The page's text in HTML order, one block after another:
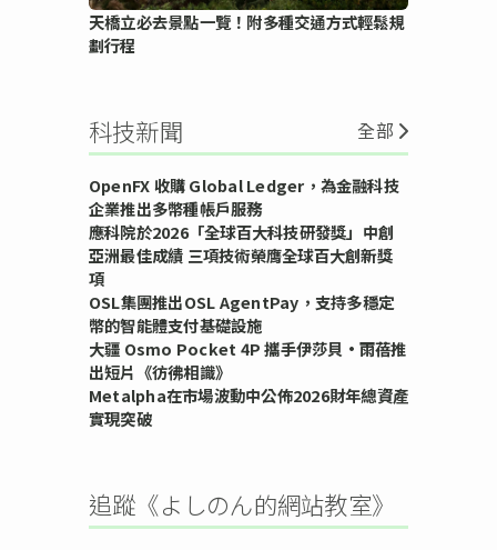
天橋立必去景點一覽！附多種交通方式輕鬆規
劃行程
科技新聞 全部
OpenFX 收購 Global Ledger，為金融科技
企業推出多幣種帳戶服務
應科院於2026「全球百大科技研發獎」中創
亞洲最佳成績 三項技術榮膺全球百大創新獎
項
OSL集團推出OSL AgentPay，支持多穩定
幣的智能體支付基礎設施
大疆 Osmo Pocket 4P 攜手伊莎貝•雨蓓推
出短片《彷彿相識》
Metalpha在市場波動中公佈2026財年總資產
實現突破
追蹤《よしのん的網站教室》